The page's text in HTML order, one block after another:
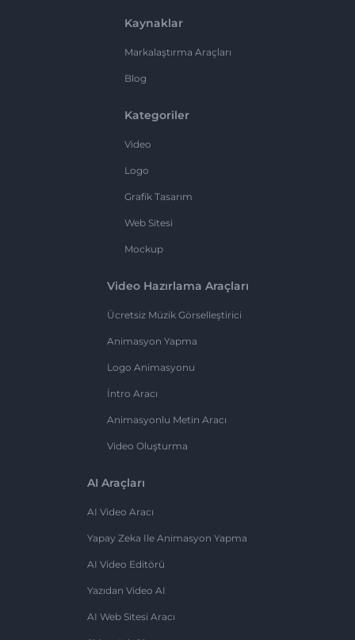
Kaynaklar
Markalaştırma Araçları
Blog
Kategoriler
Video
Logo
Grafik Tasarım
Web Sitesi
Mockup
Video Hazırlama Araçları
Ücretsiz Müzik Görselleştirici
Animasyon Yapma
Logo Animasyonu
İntro Aracı
Animasyonlu Metin Aracı
Video Oluşturma
AI Araçları
AI Video Aracı
Yapay Zeka Ile Animasyon Yapma
AI Video Editörü
Yazıdan Video AI
AI Web Sitesi Aracı